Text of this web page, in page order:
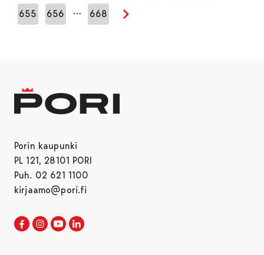
655 656 … 668
Seuraava sivu
Porin kaupunki
PL 121, 28101 PORI
Puh. 02 621 1100
kirjaamo@pori.fi
Porin kaupunki Facebookissa
Avautuu uudessa välilehdessä
Porin kaupunki Instagramissa
Avautuu uudessa välilehdessä
Porin kaupunki Youtubessa
Avautuu uudessa välilehdessä